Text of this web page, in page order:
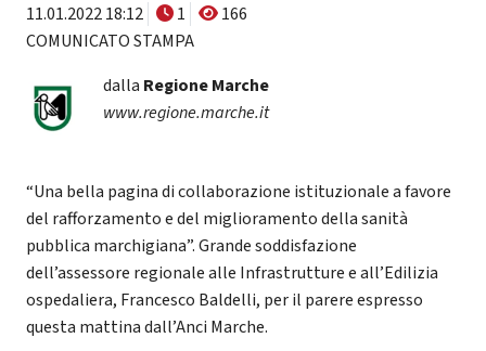
11.01.2022 18:12 1
166
COMUNICATO STAMPA
dalla Regione Marche
www.regione.marche.it
“Una bella pagina di collaborazione istituzionale a favore
del rafforzamento e del miglioramento della sanità
pubblica marchigiana”. Grande soddisfazione
dell’assessore regionale alle Infrastrutture e all’Edilizia
ospedaliera, Francesco Baldelli, per il parere espresso
questa mattina dall’Anci Marche.